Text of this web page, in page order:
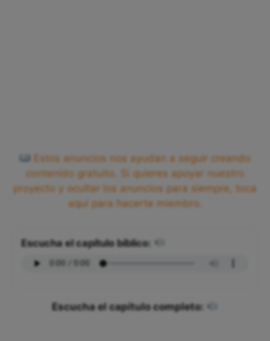
Estos anuncios nos ayudan a seguir creando
contenido gratuito. Si quieres apoyar nuestro
proyecto y ocultar los anuncios para siempre, toca
aquí para hacerte miembro.
Escucha el capítulo bíblico:
Escucha el capítulo completo: